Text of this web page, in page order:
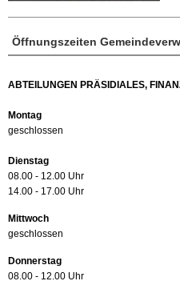
Öffnungszeiten
ABTEILUNGEN PRÄSIDIALES,
Montag
geschlossen
Dienstag
08.00 - 12.00 Uhr
14.00 - 17.00 Uhr
Mittwoch
geschlossen
Donnerstag
08.00 - 12.00 Uhr